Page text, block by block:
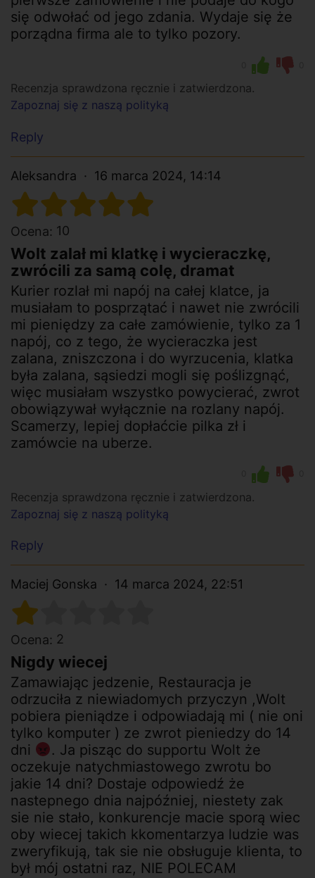
się odwołać od jego zdania. Wydaje się że
porządna firma ale to tylko pozory.
Recenzja sprawdzona ręcznie i zatwierdzona.
Zapoznaj się z naszą polityką
Reply
Aleksandra 16 marca 2024, 14:14
Ocena: 10
Wolt zalał mi klatkę i wycieraczkę,
zwrócili za samą colę, dramat
Kurier rozlał mi napój na całej klatce, ja
musiałam to posprzątać i nawet nie zwrócili
mi pieniędzy za całe zamówienie, tylko za 1
napój, co z tego, że wycieraczka jest
zalana, zniszczona i do wyrzucenia, klatka
była zalana, sąsiedzi mogli się poślizgnąć,
więc musiałam wszystko powycierać, zwrot
obowiązywał wyłącznie na rozlany napój.
Scamerzy, lepiej dopłaćcie pilka zł i
zamówcie na uberze.
Recenzja sprawdzona ręcznie i zatwierdzona.
Zapoznaj się z naszą polityką
Reply
Maciej Gonska 14 marca 2024, 22:51
Ocena: 2
Nigdy wiecej
Zamawiając jedzenie, Restauracja je
odrzuciła z niewiadomych przyczyn ,Wolt
pobiera pieniądze i odpowiadają mi ( nie oni
tylko komputer ) ze zwrot pieniedzy do 14
dni
. Ja pisząc do supportu Wolt że
oczekuje natychmiastowego zwrotu bo
jakie 14 dni? Dostaje odpowiedź że
nastepnego dnia najpóźniej, niestety zak
sie nie stało, konkurencje macie sporą wiec
oby wiecej takich kkomentarzya ludzie was
zweryfikują, tak sie nie obsługuje klienta, to
był mój ostatni raz, NIE POLECAM